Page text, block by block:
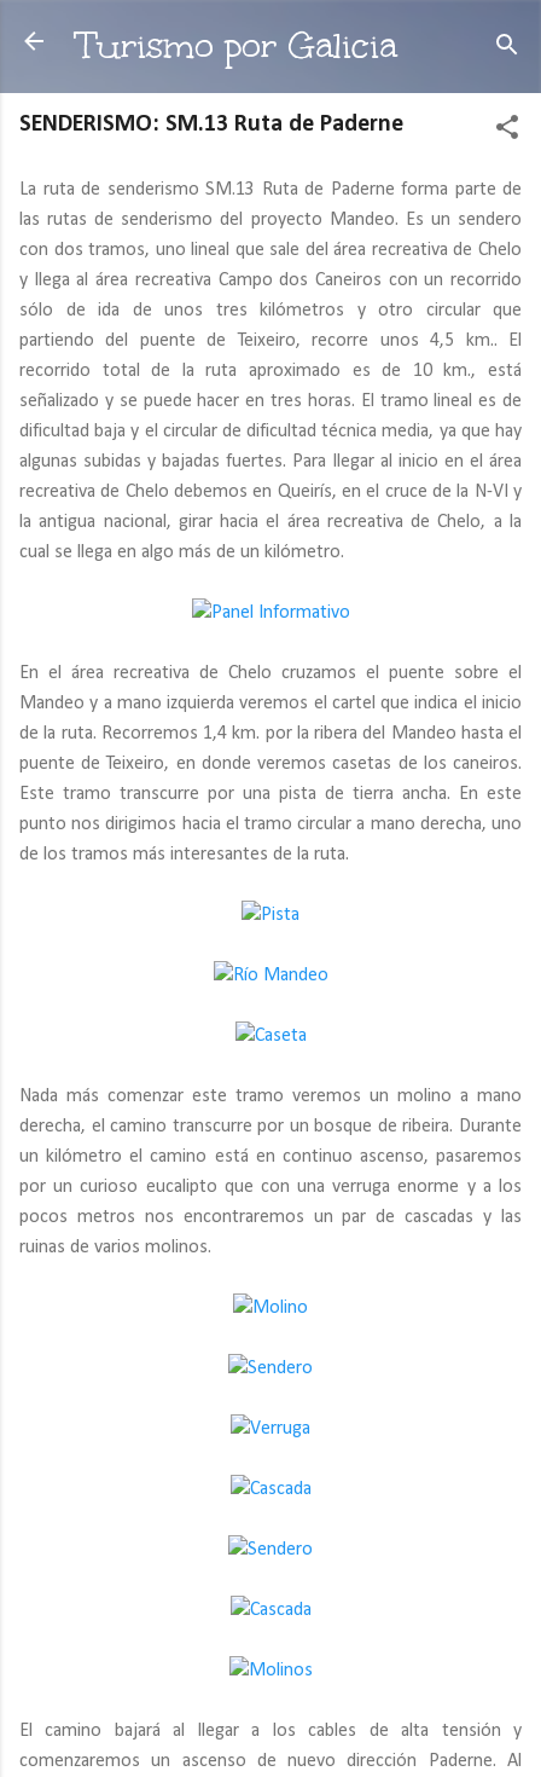
Ir al contenido principal
Turismo por Galicia
SENDERISMO: SM.13 Ruta de Paderne
La ruta de senderismo SM.13 Ruta de Paderne forma parte de
las rutas de senderismo del proyecto Mandeo. Es un sendero
con dos tramos, uno lineal que sale del área recreativa de Chelo
y llega al área recreativa Campo dos Caneiros con un recorrido
sólo de ida de unos tres kilómetros y otro circular que
partiendo del puente de Teixeiro, recorre unos 4,5 km.. El
recorrido total de la ruta aproximado es de 10 km., está
señalizado y se puede hacer en tres horas. El tramo lineal es de
dificultad baja y el circular de dificultad técnica media, ya que hay
algunas subidas y bajadas fuertes. Para llegar al inicio en el área
recreativa de Chelo debemos en Queirís, en el cruce de la N-VI y
la antigua nacional, girar hacia el área recreativa de Chelo, a la
cual se llega en algo más de un kilómetro.
En el área recreativa de Chelo cruzamos el puente sobre el
Mandeo y a mano izquierda veremos el cartel que indica el inicio
de la ruta. Recorremos 1,4 km. por la ribera del Mandeo hasta el
puente de Teixeiro, en donde veremos casetas de los caneiros.
Este tramo transcurre por una pista de tierra ancha. En este
punto nos dirigimos hacia el tramo circular a mano derecha, uno
de los tramos más interesantes de la ruta.
Nada más comenzar este tramo veremos un molino a mano
derecha, el camino transcurre por un bosque de ribeira. Durante
un kilómetro el camino está en continuo ascenso, pasaremos
por un curioso eucalipto que con una verruga enorme y a los
pocos metros nos encontraremos un par de cascadas y las
ruinas de varios molinos.
El camino bajará al llegar a los cables de alta tensión y
comenzaremos un ascenso de nuevo dirección Paderne. Al